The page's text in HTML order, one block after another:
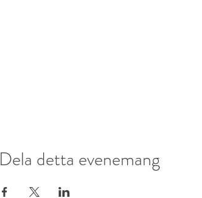
Dela detta evenemang